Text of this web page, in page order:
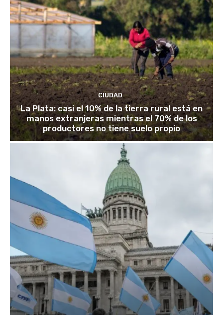
CIUDAD
La Plata: casi el 10% de la tierra rural está en
manos extranjeras mientras el 70% de los
productores no tiene suelo propio